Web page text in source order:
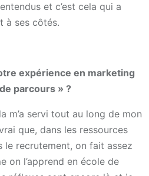
et c’est cela qui a
à ses côtés.
expérience en marketing
parcours » ?
m’a servi tout au long de mon
que, dans les ressources
le recrutement, on fait assez
on l’apprend en école de